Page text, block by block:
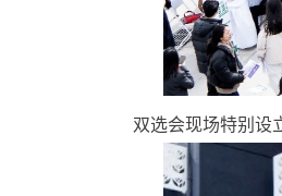
双选会现场特别设立